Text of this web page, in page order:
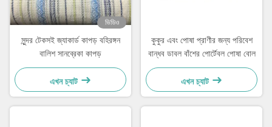
ভিডিও
সুন্দর টেকসই জ্যাকার্ড কাপড় বহিরঙ্গন
বালিশ সানব্রেকা কাপড়
এখন চ্যাট
কুকুর এবং পোষা প্রাণীর জন্য পরিবেশ
বান্ধব ডাবল বাঁশের পোর্টেবল পোষা বোল
এখন চ্যাট